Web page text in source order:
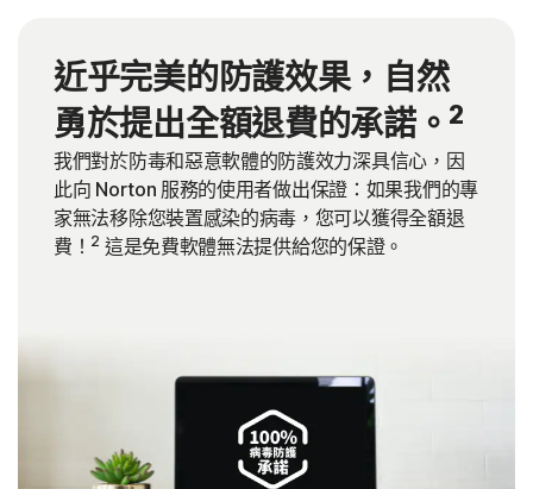
近乎完美的防護效果，自然
勇於提出全額退費的承諾。 2
我們對於防毒和惡意軟體的防護效力深具信心，因
此向 Norton 服務的使用者做出保證：如果我們的專
家無法移除您裝置感染的病毒，您可以獲得全額退
費！ 2 這是免費軟體無法提供給您的保證。